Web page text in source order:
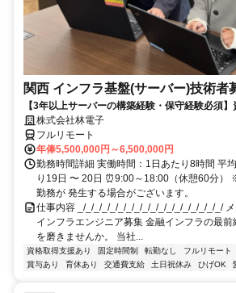
関西 インフラ基盤(サーバー)技術者
【3年以上サーバーの構築経験・保守経験必須
株式会社林電子
フルリモート
年俸5,500,000円～6,500,000円
勤務時間詳細 実働時間：1日あたり8時間 平
り19日 〜 20日 ⏰9:00～18:00（休憩60分）
勤務が 発生する場合がございます。
仕事内容 _/_/_/_/_/_/_/_/_/_/_/_/_/_/_/_/_/_/
インフラエンジニア募集 金融インフラの最
を磨きませんか。 当社...
資格取得支援あり 固定時間制 転勤なし フルリモート
賞与あり
育休あり 交通費支給 土日祝休み ひげOK